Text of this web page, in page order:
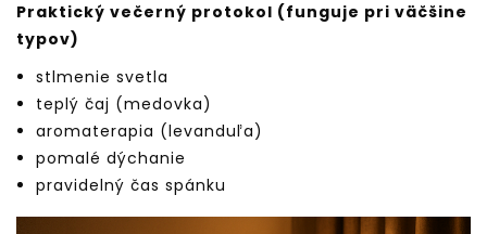
Praktický večerný protokol (funguje pri väčšine
typov)
stlmenie svetla
teplý čaj (medovka)
aromaterapia (levanduľa)
pomalé dýchanie
pravidelný čas spánku